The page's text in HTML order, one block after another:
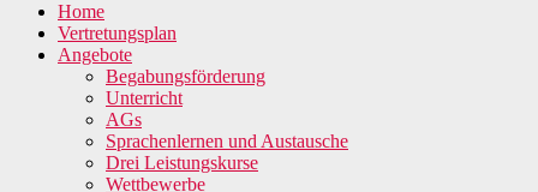
Home
Vertretungsplan
Angebote
Begabungsförderung
Unterricht
AGs
Sprachenlernen und Austausche
Drei Leistungskurse
Wettbewerbe